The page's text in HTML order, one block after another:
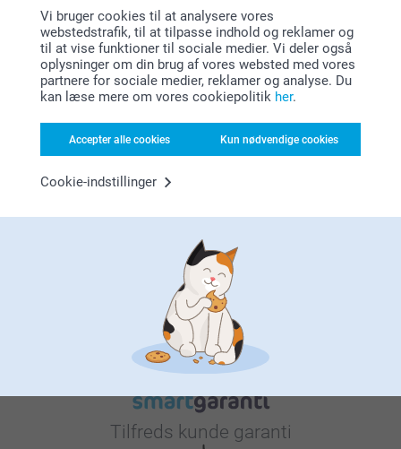
Vi bruger cookies til at analysere vores
webstedstrafik, til at tilpasse indhold og reklamer og
til at vise funktioner til sociale medier. Vi deler også
oplysninger om din brug af vores websted med vores
partnere for sociale medier, reklamer og analyse. Du
kan læse mere om vores cookiepolitik her.
Accepter alle cookies Kun nødvendige cookies
Cookie-indstillinger
Juledekoration derhjemme
Hæv julestemningen ved at pynte med unik pynt. Gør
det fint derhjemme med personlig julepynt i år. Servér
gløggen af et personligt serveringsfad og pynt træet
nogensinde!
smartphoto
Tilfreds kunde garanti